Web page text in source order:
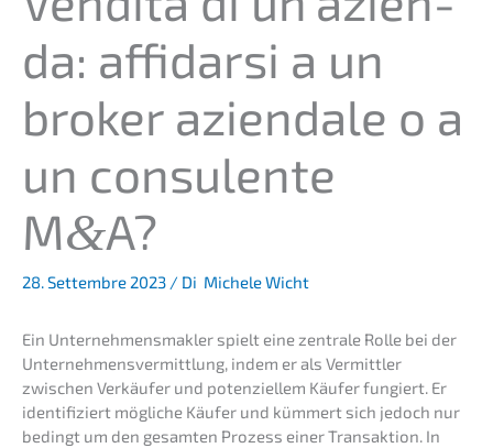
da: affidar­si a un
broker aziend­a­le o a
un consu­len­te
M&A?
28. Settembre 2023 / Di Michele Wicht
Ein Unter­neh­mens­mak­ler spielt eine zentra­le Rolle bei der
Unter­neh­mens­ver­mitt­lung, indem er als Vermitt­ler
zwischen Verkäu­fer und poten­zi­el­lem Käufer fungiert. Er
identi­fi­ziert mögli­che Käufer und kümmert sich jedoch nur
bedingt um den gesam­ten Prozess einer Trans­ak­ti­on. In